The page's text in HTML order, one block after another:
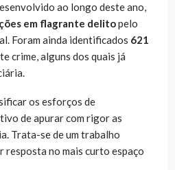
ao longo deste ano,
em flagrante delitopelo
Foram ainda identificados 621
crime, alguns dos quais já
os esforços de
de apurar com rigor as
Trata-se de um trabalho
resposta no mais curto espaço